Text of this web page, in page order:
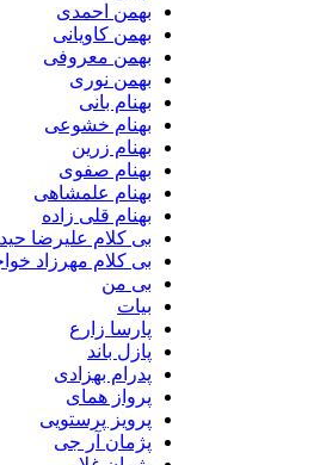
بهمن احمدی
بهمن کاویانی
بهمن معروفی
بهمن نوری
بهنام بانی
بهنام خشوعی
بهنام زرین
بهنام صفوی
بهنام علمشاهی
بهنام قلی زاده
بی کلام علیرضا حیدری
بی کلام مهرزاد خواجه امیری
پارسا زارع
پازل باند
پدرام بهزادی
پرواز همای
پرویز پرستویی
پژمان آر جی